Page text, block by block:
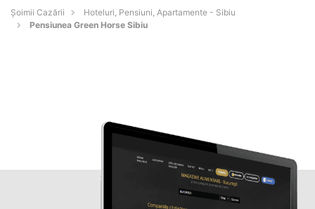
Șoimii Cazării
Hoteluri, Pensiuni, Apartamente - Sibiu
Pensiunea Green Horse Sibiu